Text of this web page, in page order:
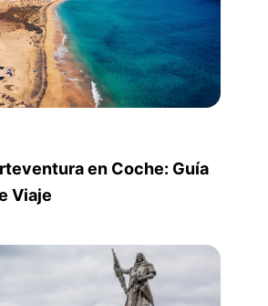
en Coche: Guía
Viaje